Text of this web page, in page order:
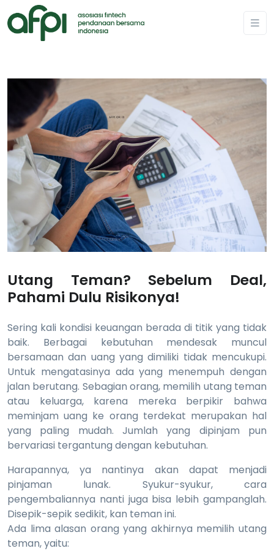
Utang Teman? Sebelum Deal,
Pahami Dulu Risikonya!
Sering kali kondisi keuangan berada di titik yang tidak
baik. Berbagai kebutuhan mendesak muncul
bersamaan dan uang yang dimiliki tidak mencukupi.
Untuk mengatasinya ada yang menempuh dengan
jalan berutang. Sebagian orang, memilih utang teman
atau keluarga, karena mereka berpikir bahwa
meminjam uang ke orang terdekat merupakan hal
yang paling mudah. Jumlah yang dipinjam pun
bervariasi tergantung dengan kebutuhan.
Harapannya, ya nantinya akan dapat menjadi
pinjaman lunak. Syukur-syukur, cara
pengembaliannya nanti juga bisa lebih gampanglah.
Disepik-sepik sedikit, kan teman ini.
Ada lima alasan orang yang akhirnya memilih utang
teman, yaitu: